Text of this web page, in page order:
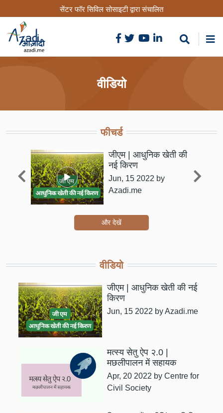
to
content
सेंटर फॉर सिविल सोसाइटी द्वारा संचालित
वीडियो
फीचर्ड
जीएम | आधुनिक खेती की
नई किरण
Jun, 15 2022 by
Azadi.me
और देखें
वीडियो
जीएम | आधुनिक खेती की नई
किरण
Jun, 15 2022 by Azadi.me
मत्स्य सेतु ऐप २.0 |
मछलीपालन में सहायक
Apr, 20 2022 by Centre for
Civil Society